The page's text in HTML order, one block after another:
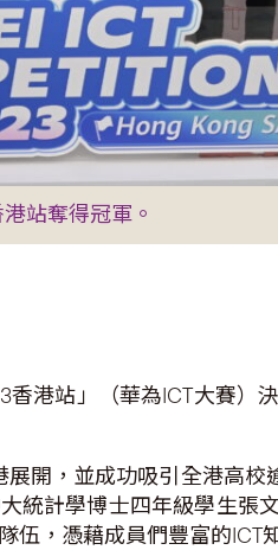
站奪得冠軍。
港站」（華為ICT大賽）
開，並成功吸引全港高
統計學博士四年級學生張
，憑藉成員們豐富的